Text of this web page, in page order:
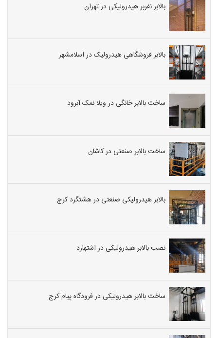
بالابر نفربر هیدرولیکی در تهران
بالابر فروشگاهی هیدرولیک در اسلامشهر
ساخت بالابر خانگی در ویلا نمک آبرود
ساخت بالابر صنعتی در کاشان
بالابر هیدرولیکی صنعتی در هشتگرد کرج
نصب بالابر هیدرولیکی در اشتهارد
ساخت بالابر هیدرولیکی در فرودگاه پیام کرج